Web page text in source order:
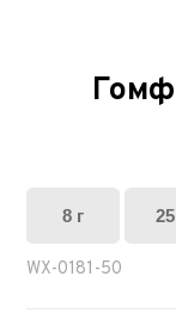
8 г
WX-0181-50